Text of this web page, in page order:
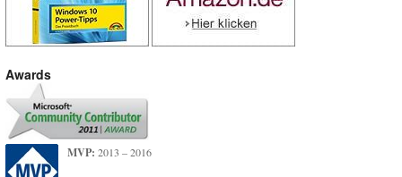
Awards
MVP: 2013 – 2016